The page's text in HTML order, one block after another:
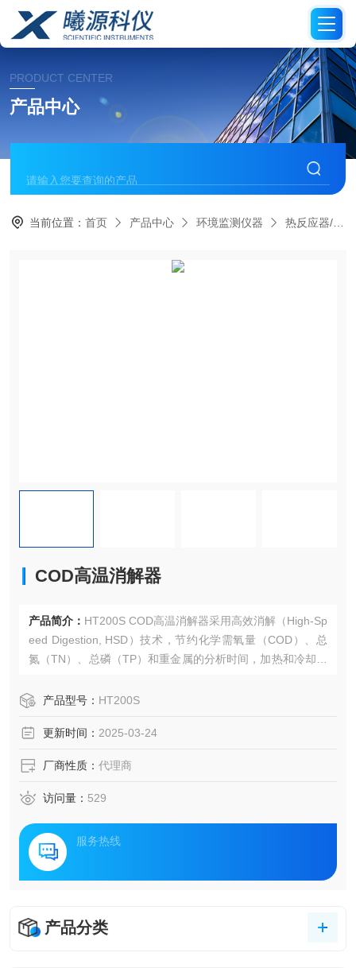
PRODUCT CENTER
产品中心
当前位置：首页 产品中心 环境监测仪器 热反应器/消解器
COD高温消解器
产品简介： HT200S COD高温消解器采用高效消解（High-Sp
eed Digestion, HSD）技术，节约化学需氧量（COD）、总
氮（TN）、总磷（TP）和重金属的分析时间，加热和冷却过
产品型号： HT200S
更新时间： 2025-03-24
厂商性质： 代理商
访问量： 529
服务热线
产品分类